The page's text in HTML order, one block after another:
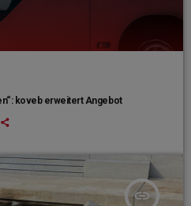
koveb erweitert Angebot
insert_link